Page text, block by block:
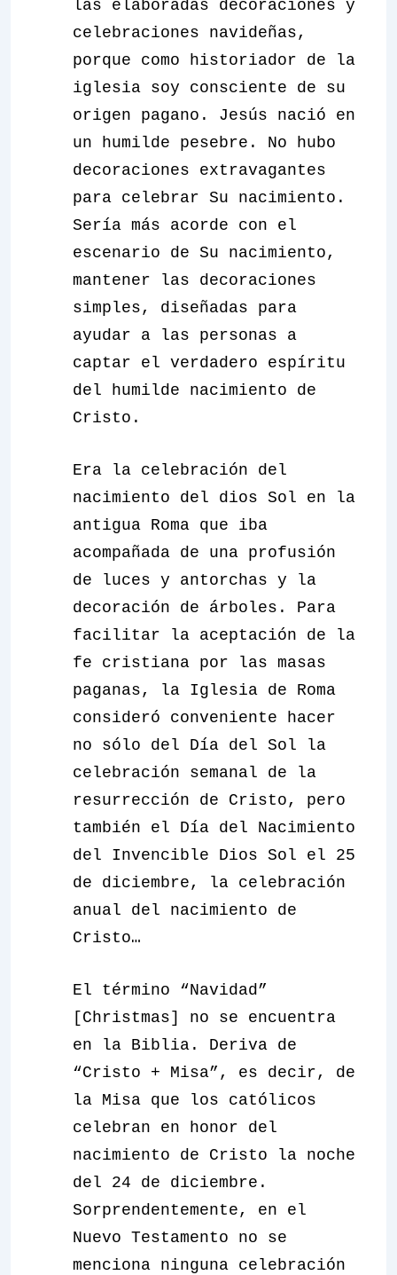
las elaboradas decoraciones y
celebraciones navideñas,
porque como historiador de la
iglesia soy consciente de su
origen pagano. Jesús nació en
un humilde pesebre. No hubo
decoraciones extravagantes
para celebrar Su nacimiento.
Sería más acorde con el
escenario de Su nacimiento,
mantener las decoraciones
simples, diseñadas para
ayudar a las personas a
captar el verdadero espíritu
del humilde nacimiento de
Cristo.
Era la celebración del
nacimiento del dios Sol en la
antigua Roma que iba
acompañada de una profusión
de luces y antorchas y la
decoración de árboles. Para
facilitar la aceptación de la
fe cristiana por las masas
paganas, la Iglesia de Roma
consideró conveniente hacer
no sólo del Día del Sol la
celebración semanal de la
resurrección de Cristo, pero
también el Día del Nacimiento
del Invencible Dios Sol el 25
de diciembre, la celebración
anual del nacimiento de
Cristo…
El término “Navidad”
[Christmas] no se encuentra
en la Biblia. Deriva de
“Cristo + Misa”, es decir, de
la Misa que los católicos
celebran en honor del
nacimiento de Cristo la noche
del 24 de diciembre.
Sorprendentemente, en el
Nuevo Testamento no se
menciona ninguna celebración